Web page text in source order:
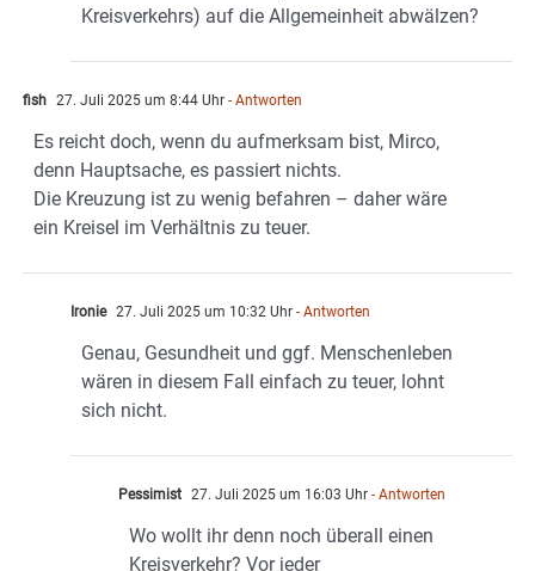
Kreisverkehrs) auf die Allgemeinheit abwälzen?
fish 27. Juli 2025 um 8:44 Uhr - Antworten
Es reicht doch, wenn du aufmerksam bist, Mirco,
denn Hauptsache, es passiert nichts.
Die Kreuzung ist zu wenig befahren – daher wäre
ein Kreisel im Verhältnis zu teuer.
Ironie 27. Juli 2025 um 10:32 Uhr - Antworten
Genau, Gesundheit und ggf. Menschenleben
wären in diesem Fall einfach zu teuer, lohnt
sich nicht.
Pessimist 27. Juli 2025 um 16:03 Uhr - Antworten
Wo wollt ihr denn noch überall einen
Kreisverkehr? Vor jeder